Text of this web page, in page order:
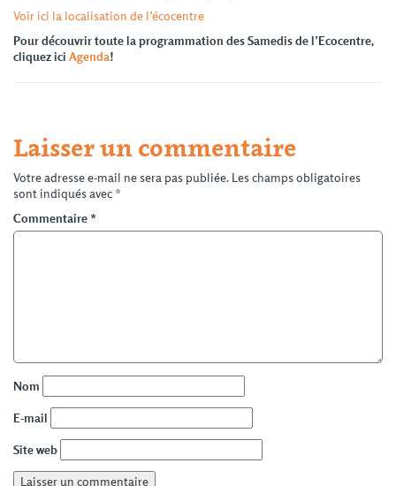
Voir ici la localisation de l’écocentre
Pour découvrir toute la programmation des Samedis de l’Ecocentre,
cliquez ici Agenda!
Laisser un commentaire
Votre adresse e-mail ne sera pas publiée. Les champs obligatoires
sont indiqués avec *
Commentaire *
Nom
E-mail
Site web